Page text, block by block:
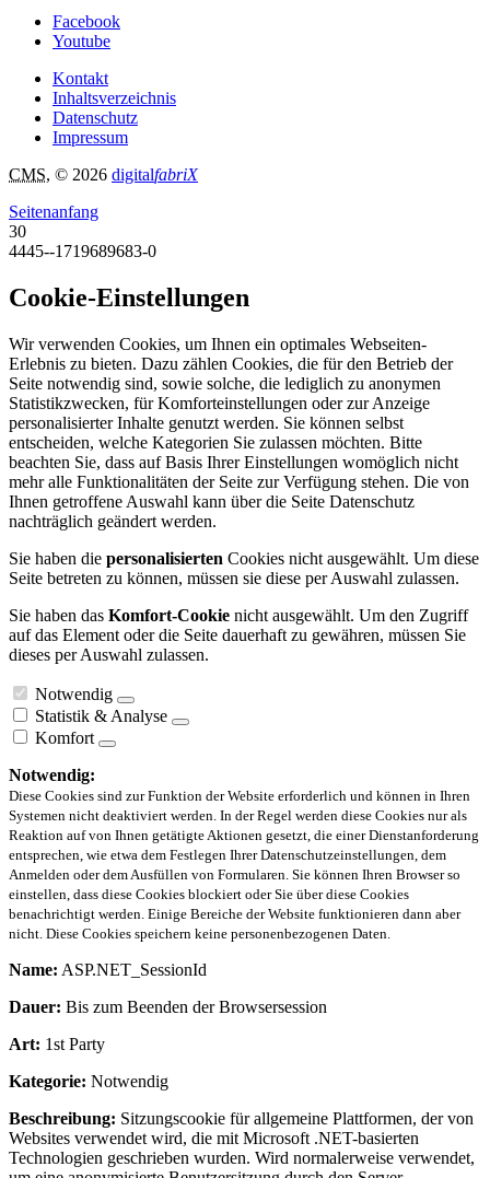
Facebook
Youtube
Kontakt
Inhaltsverzeichnis
Datenschutz
Impressum
CMS, © 2026 digitalfabriX
Seitenanfang
30
4445--1719689683-0
Cookie-Einstellungen
Wir verwenden Cookies, um Ihnen ein optimales Webseiten-
Erlebnis zu bieten. Dazu zählen Cookies, die für den Betrieb der
Seite notwendig sind, sowie solche, die lediglich zu anonymen
Statistikzwecken, für Komforteinstellungen oder zur Anzeige
personalisierter Inhalte genutzt werden. Sie können selbst
entscheiden, welche Kategorien Sie zulassen möchten. Bitte
beachten Sie, dass auf Basis Ihrer Einstellungen womöglich nicht
mehr alle Funktionalitäten der Seite zur Verfügung stehen. Die von
Ihnen getroffene Auswahl kann über die Seite Datenschutz
nachträglich geändert werden.
Sie haben die personalisierten Cookies nicht ausgewählt. Um diese
Seite betreten zu können, müssen sie diese per Auswahl zulassen.
Sie haben das Komfort-Cookie nicht ausgewählt. Um den Zugriff
auf das Element oder die Seite dauerhaft zu gewähren, müssen Sie
dieses per Auswahl zulassen.
Notwendig
Statistik & Analyse
Komfort
Notwendig:
Diese Cookies sind zur Funktion der Website erforderlich und können in Ihren
Systemen nicht deaktiviert werden. In der Regel werden diese Cookies nur als
Reaktion auf von Ihnen getätigte Aktionen gesetzt, die einer Dienstanforderung
entsprechen, wie etwa dem Festlegen Ihrer Datenschutzeinstellungen, dem
Anmelden oder dem Ausfüllen von Formularen. Sie können Ihren Browser so
einstellen, dass diese Cookies blockiert oder Sie über diese Cookies
benachrichtigt werden. Einige Bereiche der Website funktionieren dann aber
nicht. Diese Cookies speichern keine personenbezogenen Daten.
Name: ASP.NET_SessionId
Dauer: Bis zum Beenden der Browsersession
Art: 1st Party
Kategorie: Notwendig
Beschreibung: Sitzungscookie für allgemeine Plattformen, der von
Websites verwendet wird, die mit Microsoft .NET-basierten
Technologien geschrieben wurden. Wird normalerweise verwendet,